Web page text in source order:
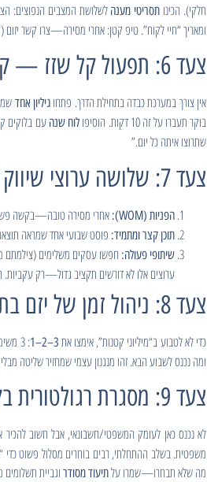
חלקי). הכינו תסריטי מענה לשלושת המצבים הנפוצים:
ומאריך “חיי לקוח”. טיפ קטן: אחרי מסירה—צרו קשר
צעד 6: תפעול קל שזז — קובץ הכנסות-הוצאות, CRM קטן ולוח שנה
אין צורך במערכת כבדה בתחילת הדרך. פתחוגיליון אחד
בוקר תעברו על זה 10 דקות. הוסיפו
לוח שנה עם בלוקים
שתרוצו איתה כל יום.”
צעד 7: שלושה ערוצי שיווק זולים ומהירים — בלי קמפיינים גדולים
הפניות (WOM): אחרי מסירה טובה—בקשה
תוכן קצר ומתמיד: פוסט שבועי אחד שמראה
שיתופי פעולה: חפשו עסקים משלימים (צילמתם
ערוצים אלו לא דורשים תקציב גדול—רק עקביות.
צעד 8: ניהול זמן של יזם בתחילת הדרך — כלל 3–2–1 וביקורת שבועית
כדי לא לטבוע ב“מיליוני קטנות”, אימצו את 3–2–1 : 3 משימות עסקיות שמזיזות מחט, 2 קשרים שצריך לקדם (לקוח/ספק/שותף), 1 צעד אישי שמחזיר אנרגיה. בסוף השבוע—
ומה נכנס לשבוע הבא. זהו מנגנון עצמי שמחזיר שליטה
צעד 9: מסגרת רגולטורית בקלילות — עוסק פטור/מורשה/חברה בע״מ (בגדול)
לא נכנס כאן לעומק המשפטי/חשבונאי, אבל חשוב
משפטית. בשלב ההתחלתי, רבים בוחרים מסלול פשוט
מה שלא תבחרו—שמרו עלתיעוד מסודר וגביית